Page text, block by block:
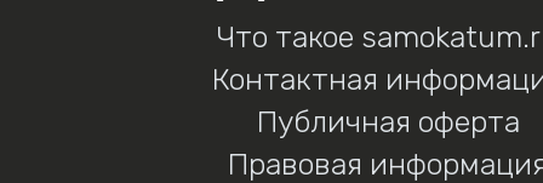
Что такое
Контактная
Публичная оферта
Правовая